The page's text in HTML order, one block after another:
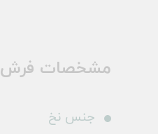
مشخصات فرش
جنس نخ